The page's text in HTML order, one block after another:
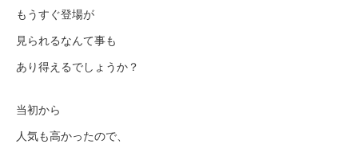
もうすぐ登場が
見られるなんて事も
あり得えるでしょうか？
当初から
人気も高かったので、